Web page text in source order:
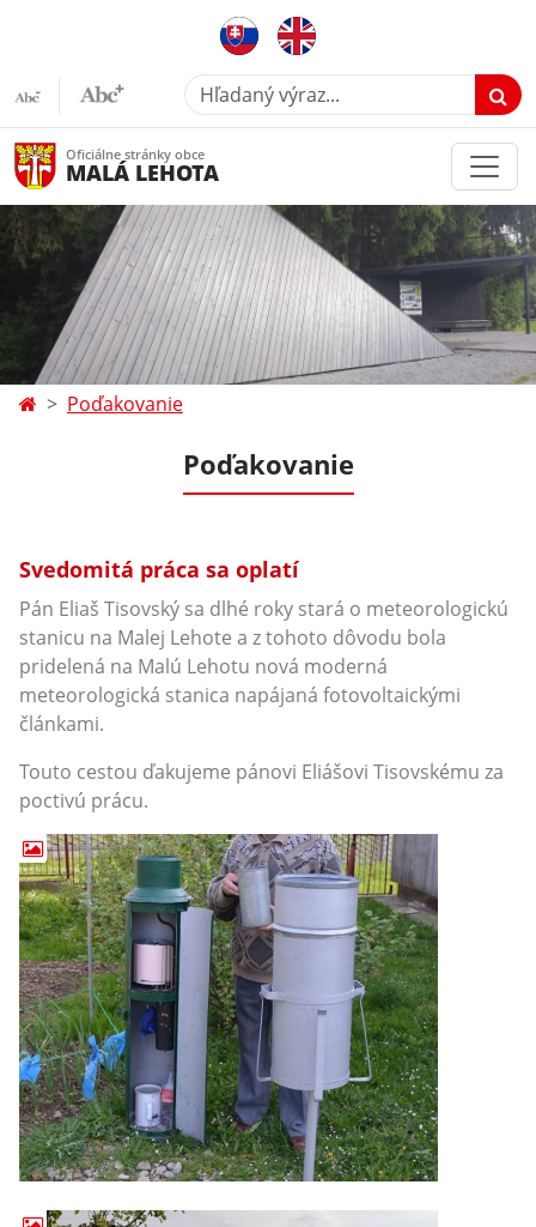
Hľadaný výraz...
Oficiálne stránky obce
MALÁ LEHOTA
Poďakovanie
Poďakovanie
Svedomitá práca sa oplatí
Pán Eliaš Tisovský sa dlhé roky stará o meteorologickú
stanicu na Malej Lehote a z tohoto dôvodu bola
pridelená na Malú Lehotu nová moderná
meteorologická stanica napájaná fotovoltaickými
článkami.
Touto cestou ďakujeme pánovi Eliášovi Tisovskému za
poctivú prácu.